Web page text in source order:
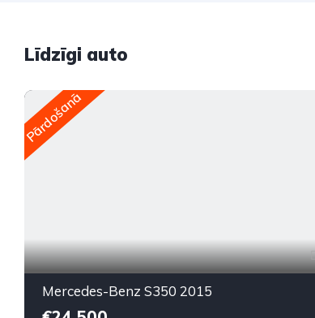
Līdzīgi auto
Pārdošanā
Mercedes-Benz S350 2015